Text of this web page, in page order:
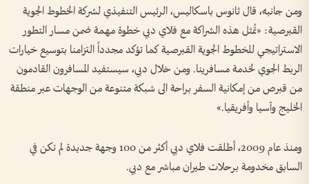
ومن جانبه، قال ثانوس باسكاليس، الرئيس التنفيذي لشركة الخطوط الجوية
القبرصية: «تُمثل هذه الشراكة مع فلاي دبي خطوة مهمة ضمن مسار التطور
الاستراتيجي للخطوط الجوية القبرصية كما تؤكد مجدداً التزامنا بتوسيع خيارات
الربط الجوي لخدمة مسافرينا. ومن خلال دبي، سيستفيد المسافرون القادمون
من قبرص من إمكانية السفر براحة الى شبكة متنوعة من الوجهات عبر منطقة
الخليج وآسيا وأفريقيا.»
ومنذ عام 2009، أطلقت فلاي دبي أكثر من 100 وجهة جديدة لم تكن في
السابق مخدومة برحلات طيران مباشر مع دبي.